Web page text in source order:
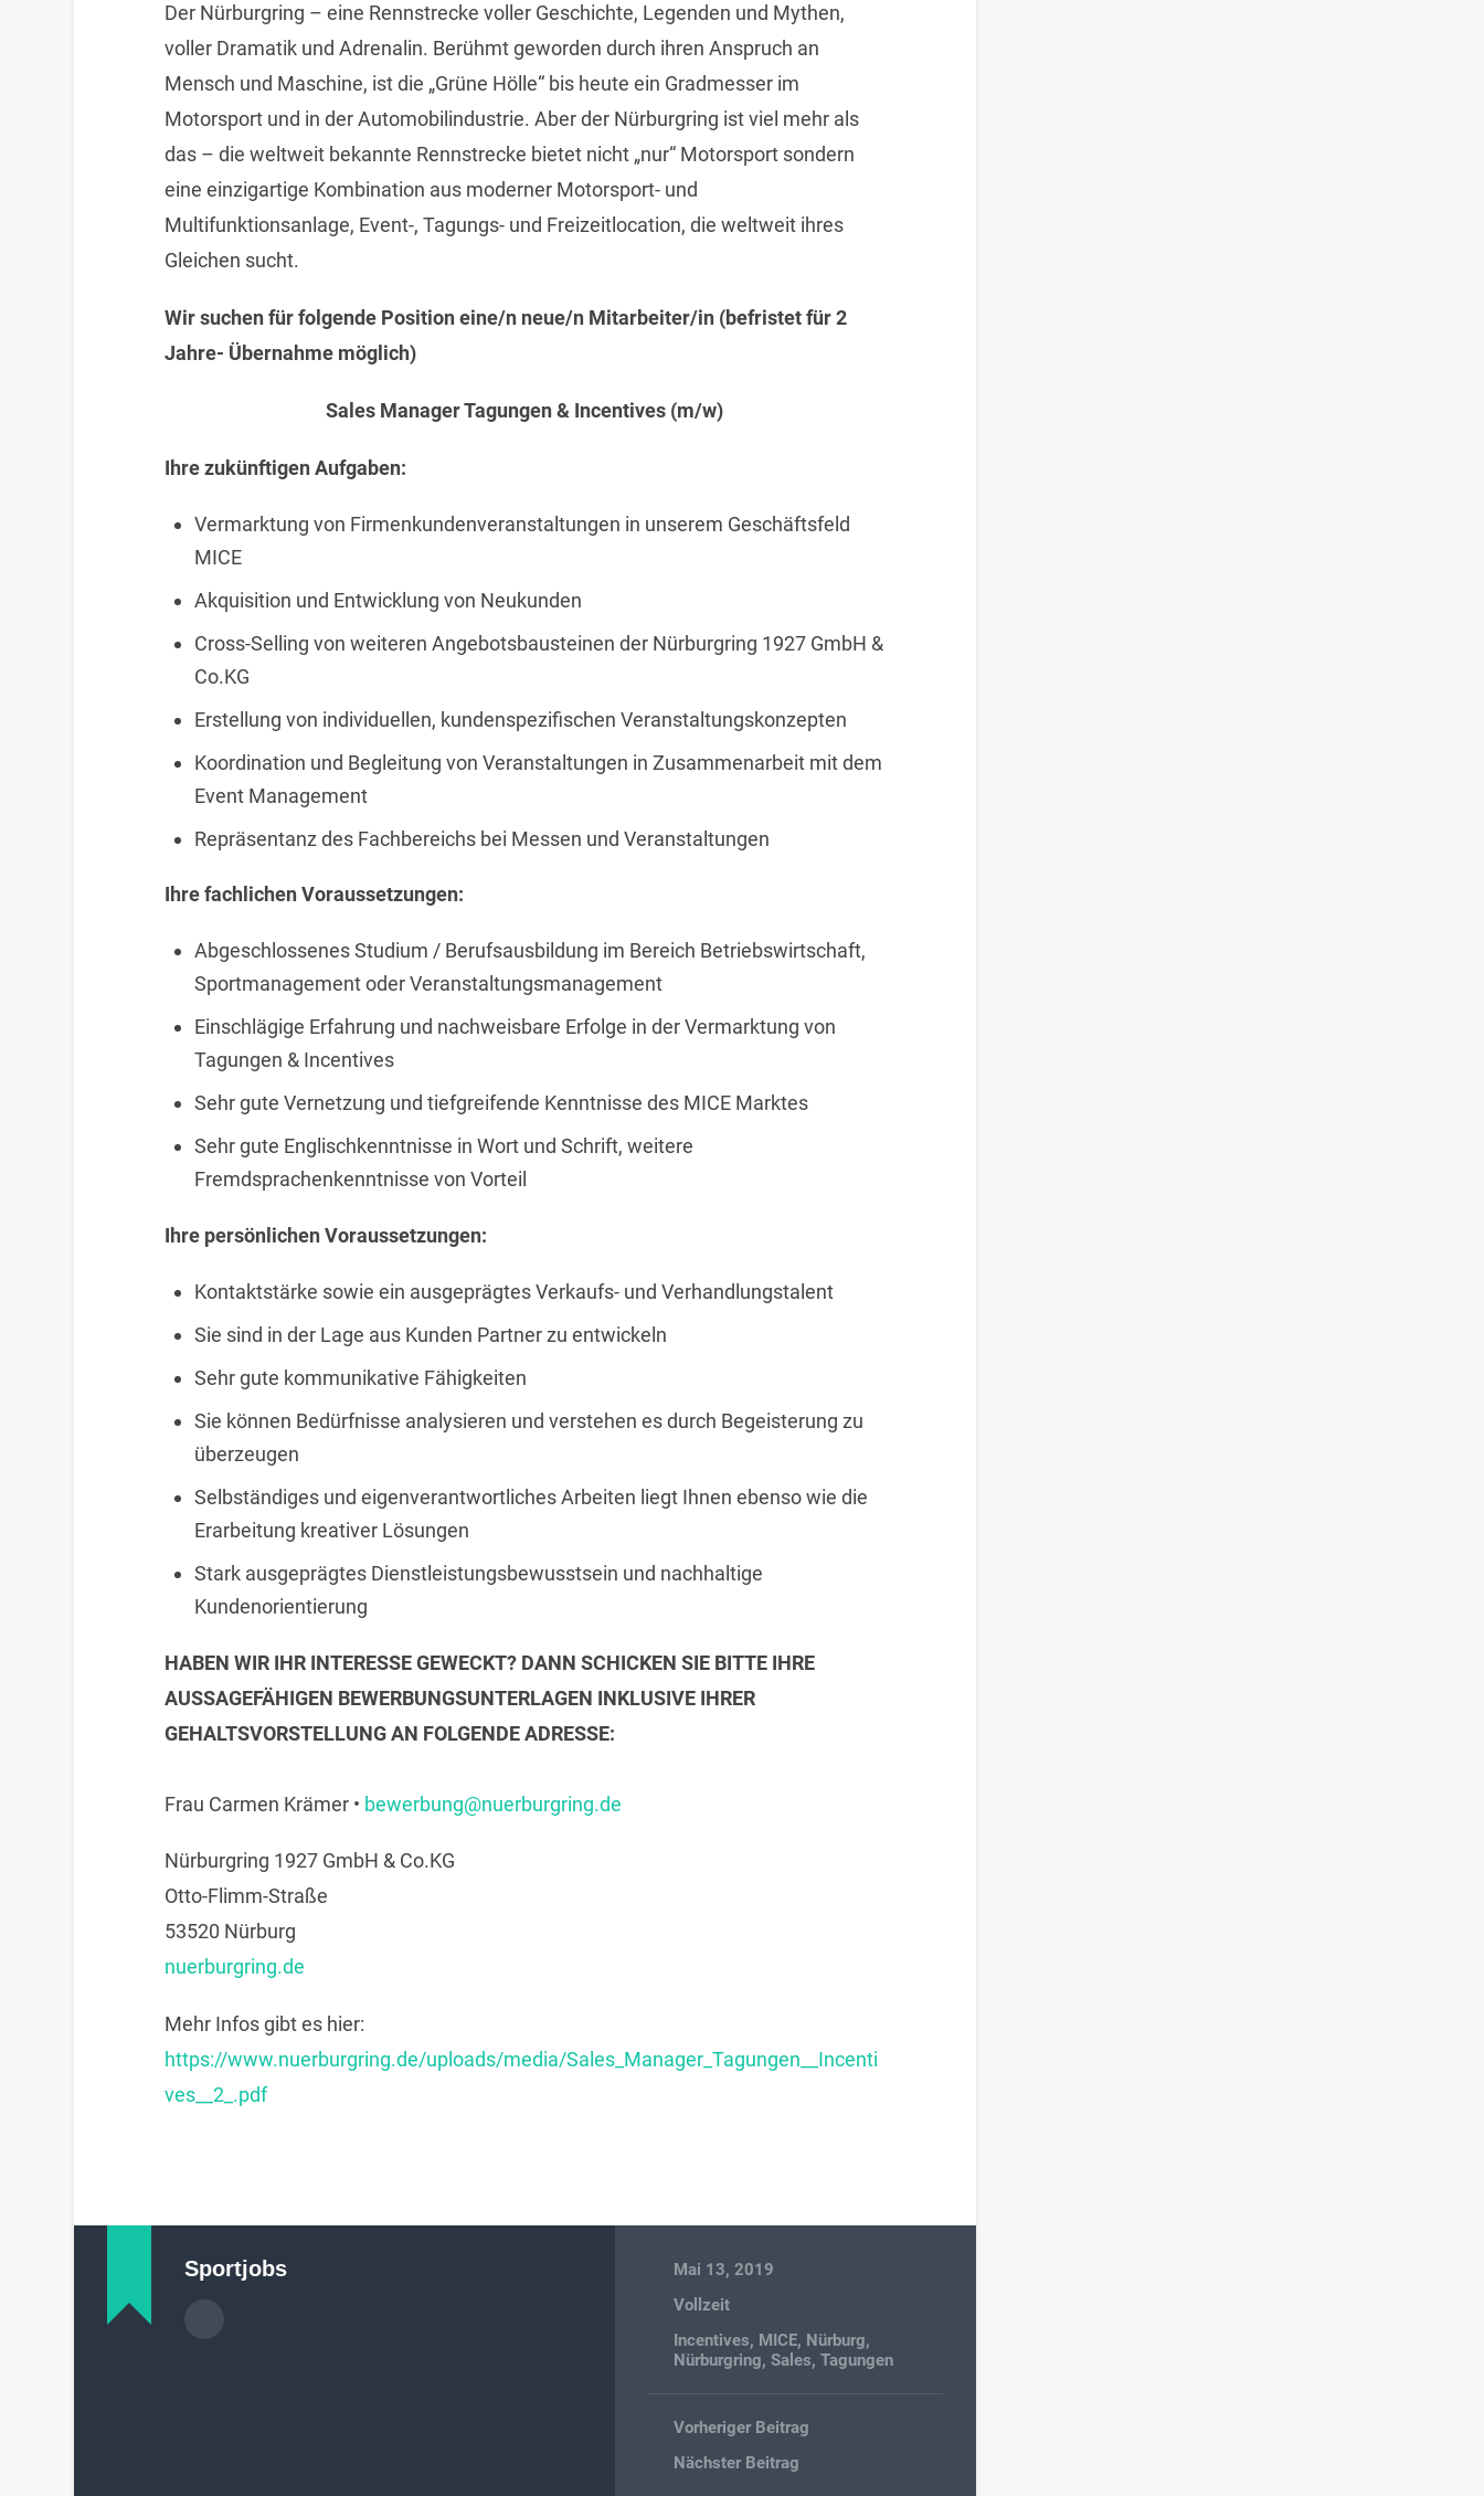
Der Nürburgring – eine Rennstrecke voller Geschichte, Legenden und Mythen,
voller Dramatik und Adrenalin. Berühmt geworden durch ihren Anspruch an
Mensch und Maschine, ist die „Grüne Hölle“ bis heute ein Gradmesser im
Motorsport und in der Automobilindustrie. Aber der Nürburgring ist viel mehr als
das – die weltweit bekannte Rennstrecke bietet nicht „nur“ Motorsport sondern
eine einzigartige Kombination aus moderner Motorsport- und
Multifunktionsanlage, Event-, Tagungs- und Freizeitlocation, die weltweit ihres
Gleichen sucht.
Wir suchen für folgende Position eine/n neue/n Mitarbeiter/in (befristet für 2
Jahre- Übernahme möglich)
Sales Manager Tagungen & Incentives (m/w)
Ihre zukünftigen Aufgaben:
Vermarktung von Firmenkundenveranstaltungen in unserem Geschäftsfeld
MICE
Akquisition und Entwicklung von Neukunden
Cross-Selling von weiteren Angebotsbausteinen der Nürburgring 1927 GmbH &
Co.KG
Erstellung von individuellen, kundenspezifischen Veranstaltungskonzepten
Koordination und Begleitung von Veranstaltungen in Zusammenarbeit mit dem
Event Management
Repräsentanz des Fachbereichs bei Messen und Veranstaltungen
Ihre fachlichen Voraussetzungen:
Abgeschlossenes Studium / Berufsausbildung im Bereich Betriebswirtschaft,
Sportmanagement oder Veranstaltungsmanagement
Einschlägige Erfahrung und nachweisbare Erfolge in der Vermarktung von
Tagungen & Incentives
Sehr gute Vernetzung und tiefgreifende Kenntnisse des MICE Marktes
Sehr gute Englischkenntnisse in Wort und Schrift, weitere
Fremdsprachenkenntnisse von Vorteil
Ihre persönlichen Voraussetzungen:
Kontaktstärke sowie ein ausgeprägtes Verkaufs- und Verhandlungstalent
Sie sind in der Lage aus Kunden Partner zu entwickeln
Sehr gute kommunikative Fähigkeiten
Sie können Bedürfnisse analysieren und verstehen es durch Begeisterung zu
überzeugen
Selbständiges und eigenverantwortliches Arbeiten liegt Ihnen ebenso wie die
Erarbeitung kreativer Lösungen
Stark ausgeprägtes Dienstleistungsbewusstsein und nachhaltige
Kundenorientierung
HABEN WIR IHR INTERESSE GEWECKT? DANN SCHICKEN SIE BITTE IHRE
AUSSAGEFÄHIGEN BEWERBUNGSUNTERLAGEN INKLUSIVE IHRER
GEHALTSVORSTELLUNG AN FOLGENDE ADRESSE:
Frau Carmen Krämer • bewerbung@nuerburgring.de
Nürburgring 1927 GmbH & Co.KG
Otto-Flimm-Straße
53520 Nürburg
nuerburgring.de
Mehr Infos gibt es hier:
https://www.nuerburgring.de/uploads/media/Sales_Manager_Tagungen__Incenti
ves__2_.pdf
Sportjobs
Mai 13, 2019
Vollzeit
Incentives, MICE, Nürburg,
Nürburgring,Sales,Tagungen
Vorheriger Beitrag
Nächster Beitrag